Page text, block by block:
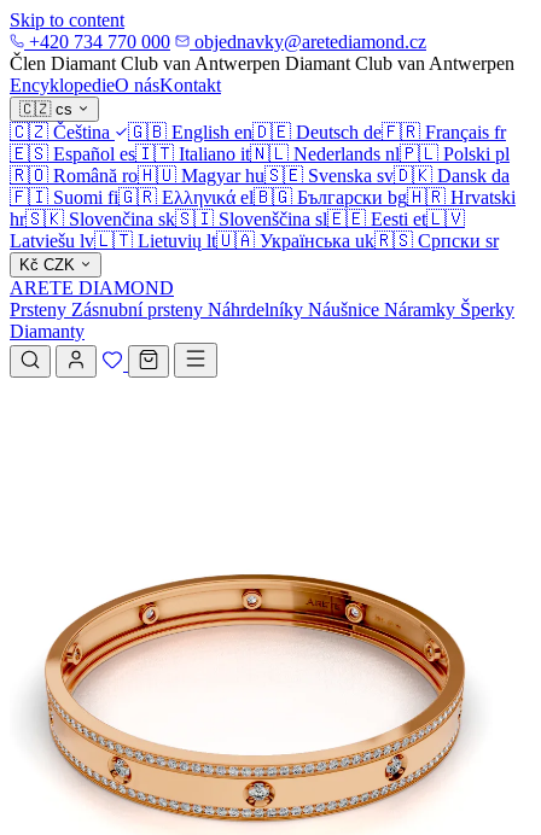
Skip to content
+420 734 770 000
objednavky@aretediamond.cz
Člen Diamant Club van Antwerpen Diamant Club van Antwerpen
EncyklopedieO násKontakt
🇨🇿 cs
🇨🇿 Čeština 🇬🇧 English en🇩🇪 Deutsch de🇫🇷 Français fr
🇪🇸 Español es🇮🇹 Italiano it🇳🇱 Nederlands nl🇵🇱 Polski pl
🇷🇴 Română ro🇭🇺 Magyar hu🇸🇪 Svenska sv🇩🇰 Dansk da
🇫🇮 Suomi fi🇬🇷 Ελληνικά el🇧🇬 Български bg🇭🇷 Hrvatski
hr🇸🇰 Slovenčina sk🇸🇮 Slovenščina sl🇪🇪 Eesti et🇱🇻
Latviešu lv🇱🇹 Lietuvių lt🇺🇦 Українська uk🇷🇸 Српски sr
Kč CZK
ARETE DIAMOND
Prsteny Zásnubní prsteny Náhrdelníky Náušnice Náramky Šperky
Diamanty